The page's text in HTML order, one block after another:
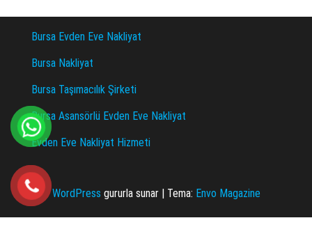
Bursa Evden Eve Nakliyat
Bursa Nakliyat
Bursa Taşımacılık Şirketi
Bursa Asansörlü Evden Eve Nakliyat
Evden Eve Nakliyat Hizmeti
WordPress gururla sunar | Tema: Envo Magazine